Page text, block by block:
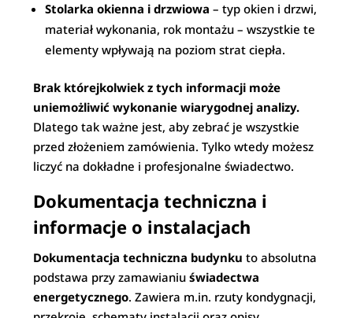
Stolarka okienna i drzwiowa – typ okien i drzwi,
materiał wykonania, rok montażu – wszystkie te
elementy wpływają na poziom strat ciepła.
Brak którejkolwiek z tych informacji może
uniemożliwić wykonanie wiarygodnej analizy.
Dlatego tak ważne jest, aby zebrać je wszystkie
przed złożeniem zamówienia. Tylko wtedy możesz
liczyć na dokładne i profesjonalne świadectwo.
Dokumentacja techniczna i
informacje o instalacjach
Dokumentacja techniczna budynku to absolutna
podstawa przy zamawianiuświadectwa
energetycznego. Zawiera m.in. rzuty kondygnacji,